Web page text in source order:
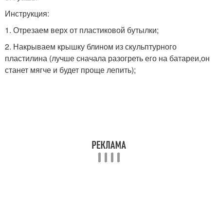
Инструкция:
1. Отрезаем верх от пластиковой бутылки;
2. Накрываем крышку блином из скульптурного
пластилина (лучше сначала разогреть его на батареи,он
станет мягче и будет проще лепить);